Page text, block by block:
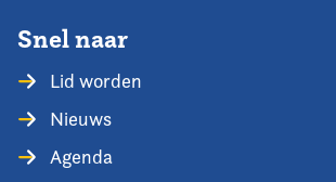
Snel naar
Lid worden
Nieuws
Agenda